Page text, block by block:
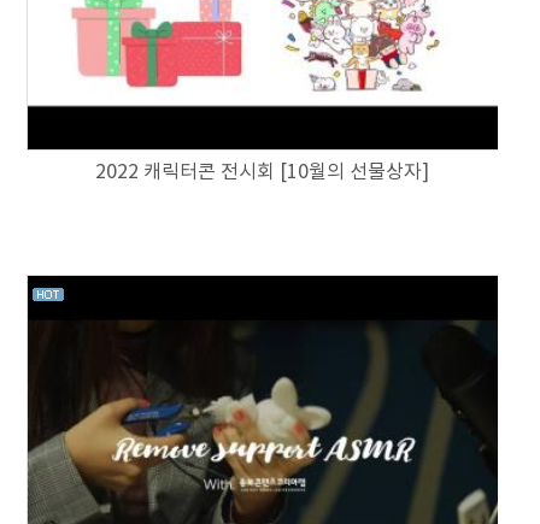
2022 캐릭터콘 전시회 [10월의 선물상자]